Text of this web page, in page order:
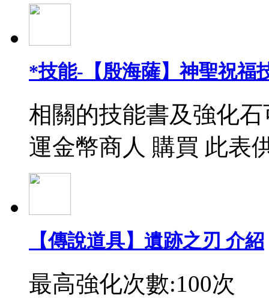
*技能-【殷海薩】神聖祝福
相關的技能書及強化
運金幣商人 購買 此表
【傳說道具】遺跡之刃 介紹
最高強化次數:100次